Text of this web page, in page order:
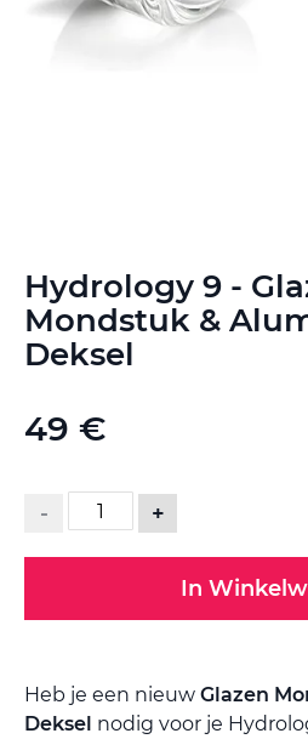
Hydrology 9 -
Mondstuk &
Deksel
49 €
- +
In
Heb je een nieuw Glazen
Deksel nodig voor je
naar
het
begin
van
gallerij